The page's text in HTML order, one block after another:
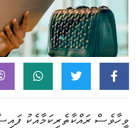
ވީހާވެސް ރައްކާތެރިކަމާއެކު